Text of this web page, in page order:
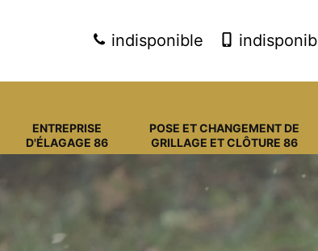
indisponible
ENTREPRISE
D'ÉLAGAGE 86
POSE ET CHANGEMENT DE
GRILLAGE ET CLÔTURE 86